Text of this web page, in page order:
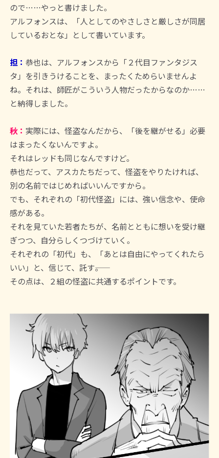
ので……やっと書けました。
アルフォンスは、「人としてのやさしさと厳しさが同居
しているおとな」として書いています。
担： 恭也は、アルフォンスから「２代目ファンタジス
タ」を引きうけることを、まったくためらいませんよ
ね。それは、師匠がこういう人物だったからなのか……
と納得しました。
秋： 実際には、怪盗なんだから、「後を継がせる」必要
はまったくないんですよ。
それはレッドも同じなんですけど。
恭也だって、アスカたちだって、怪盗をやりたければ、
別の名前ではじめればいいんですから。
でも、それぞれの「初代怪盗」には、強い信念や、使命
感がある。
それを見ていた若者たちが、名前とともに想いを受け継
ぎつつ、自分らしくつづけていく。
それぞれの「初代」も、「あとは自由にやってくれたら
いい」と、信じて、託す――。
その点は、２組の怪盗に共通するポイントです。